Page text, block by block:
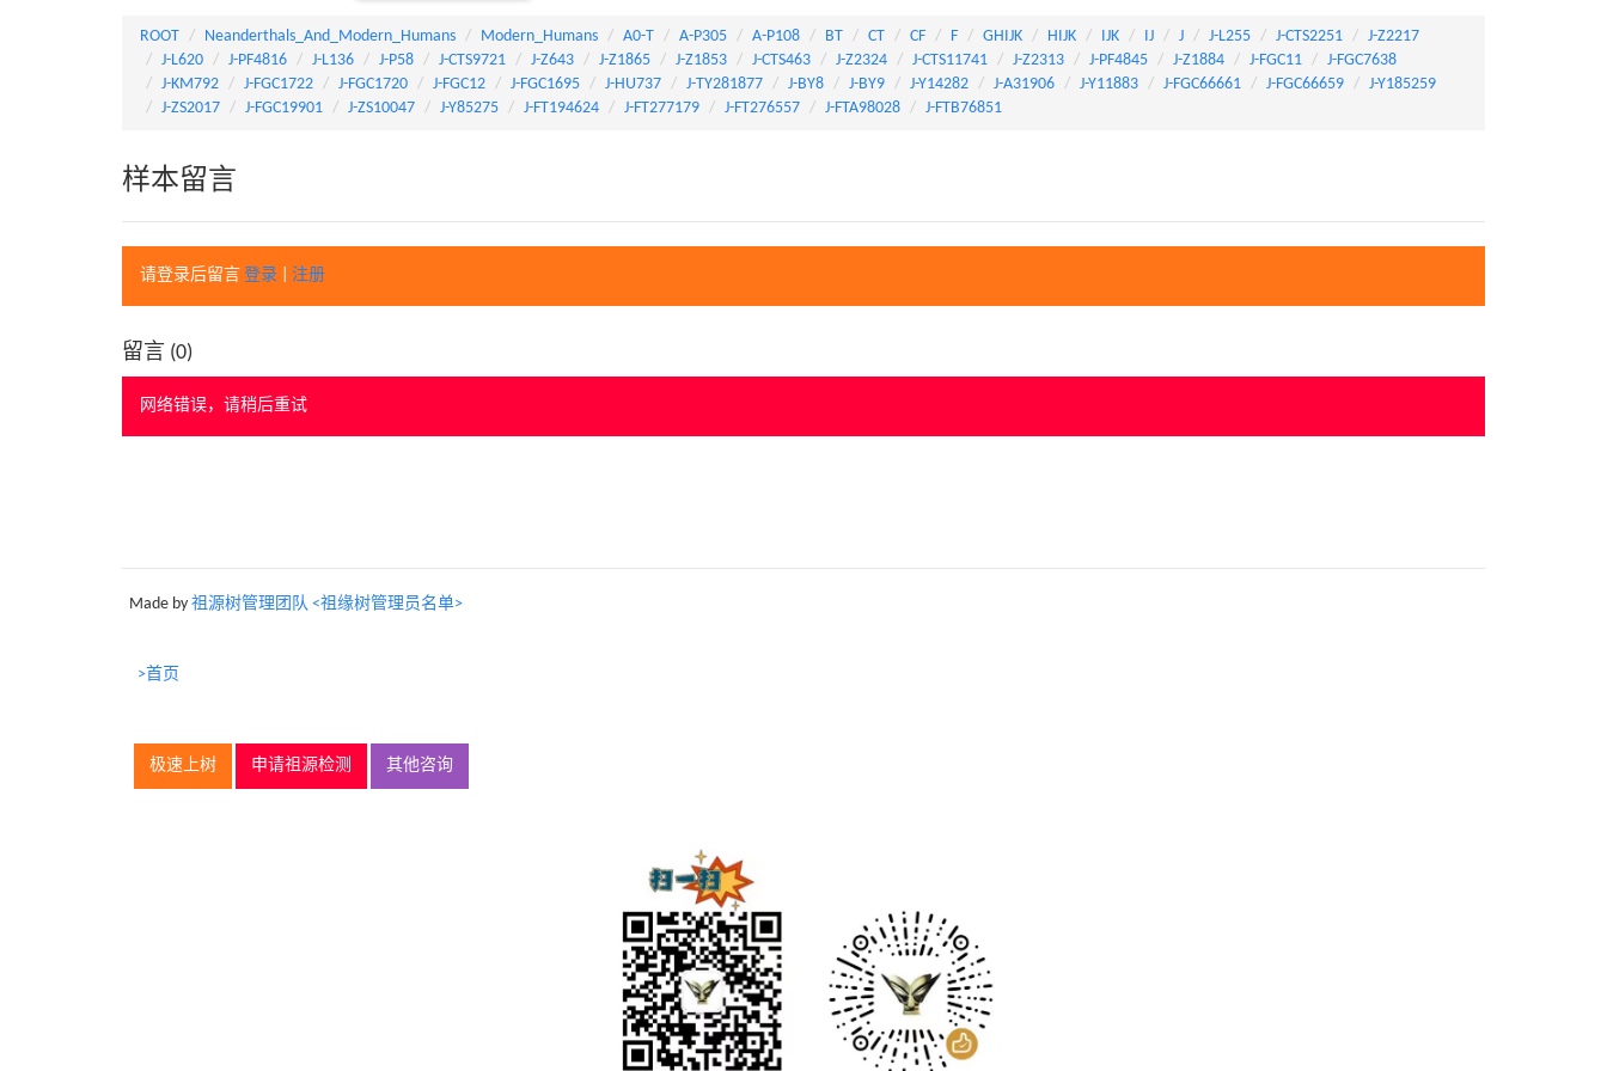
ROOT Neanderthals_And_Modern_Humans Modern_Humans A0-T A-P305 A-P108 BT CT CF F GHIJK HIJK IJK IJ J J-L255 J-CTS2251
J-Z2217
J-L620
J-PF4816 J-L136 J-P58 J-CTS9721 J-Z643 J-Z1865 J-Z1853 J-CTS463 J-Z2324 J-CTS11741 J-Z2313 J-PF4845 J-Z1884 J-FGC11
J-FGC7638
J-KM792
J-FGC1722 J-FGC1720 J-FGC12 J-FGC1695 J-HU737 J-TY281877 J-BY8 J-BY9 J-Y14282 J-A31906 J-Y11883 J-FGC66661 J-FGC66659
J-Y185259
J-ZS2017
J-FGC19901 J-ZS10047 J-Y85275 J-FT194624 J-FT277179 J-FT276557 J-FTA98028 J-FTB76851
样本留言
请登录后留言 登录 注册
留言 (0)
网络错误，请稍后重试
Made by 祖源树管理团队 <祖缘树管理员名单>
>首页
极速上树 申请祖源检测 其他咨询